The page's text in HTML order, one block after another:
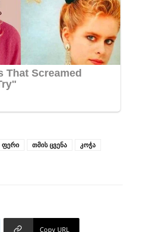
ფერი თმის ცვენა
კოჭა
Copy URL